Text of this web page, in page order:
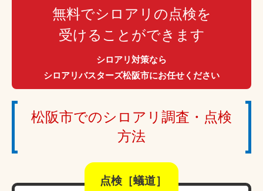
無料でシロアリの点検を
受けることができます
シロアリ対策なら
シロアリバスターズ松阪市にお任せください
松阪市でのシロアリ調査・点検
方法
点検［蟻道］